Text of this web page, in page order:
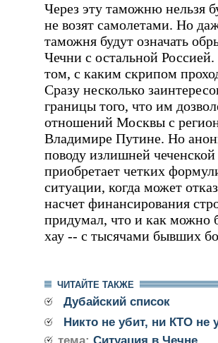
Через эту таможню нельзя
не возят самолетами. Но
таможня будут означать
Чечни с остальной
том, с каким скрипом
Сразу несколько
границы того, что им
отношений Москвы с
Владимире Путине. Но
поводу излишней
приобретает четких
ситуации, когда может
насчет финансирования
придумал, что и как можно
хау -- с тысячами бывших
ЧИТАЙТЕ ТАКЖЕ
Дубайский список
Никто не убит, ни КТО не